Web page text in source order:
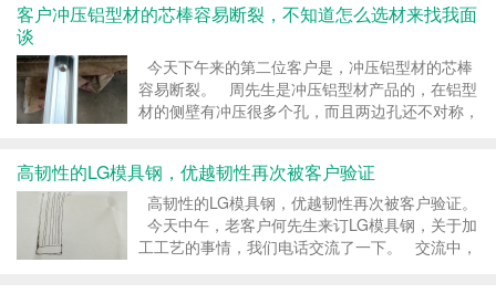
客户冲压铝型材的芯棒容易断裂，不知道怎么选材来找我面
谈
今天下午来的第二位客户是，冲压铝型材的芯棒
容易断裂。 周先生是冲压铝型材产品的，在铝型
材的侧壁有冲压很多个孔，而且两边孔还不对称，
断，各种硬度都调试过了...
高韧性的LG模具钢，优越韧性再次被客户验证
高韧性的LG模具钢，优越韧性再次被客户验证。
今天中午，老客户何先生来订LG模具钢，关于加
工工艺的事情，我们电话交流了一下。 交流中，